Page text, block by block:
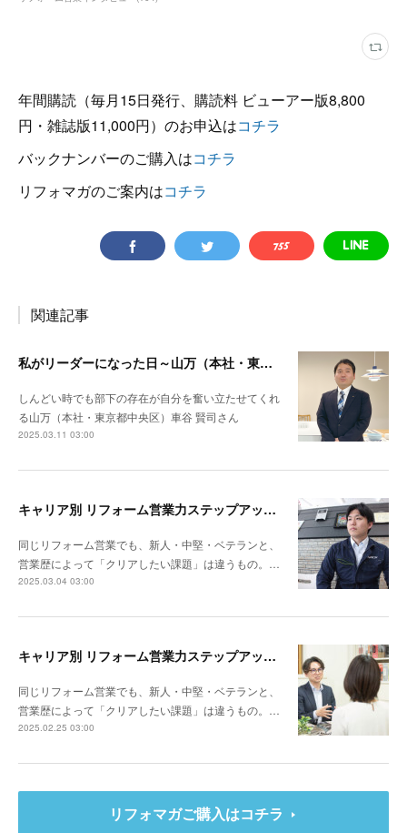
年間購読（毎月15日発行、購読料 ビューアー版8,800
円・雑誌版11,000円）のお申込はコチラ
バックナンバーのご購入はコチラ
リフォマガのご案内はコチラ
関連記事
私がリーダーになった日～山万（本社・東京都中央区）車谷 賢司さん
しんどい時でも部下の存在が自分を奮い立たせてくれ
る山万（本社・東京都中央区）車谷 賢司さん
2025.03.11 03:00
キャリア別 リフォーム営業力ステップアップ計画～ナックプランニング（埼玉県戸田市）谷川陸さん
同じリフォーム営業でも、新人・中堅・ベテランと、
営業歴によって「クリアしたい課題」は違うもの。…
2025.03.04 03:00
キャリア別 リフォーム営業力ステップアップ計画～リビングサーラ（愛知県豊橋市）山本 亮さん
同じリフォーム営業でも、新人・中堅・ベテランと、
営業歴によって「クリアしたい課題」は違うもの。…
2025.02.25 03:00
リフォマガご購入はコチラ